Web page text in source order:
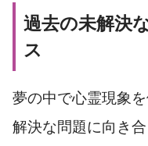
過去の未解決
ス
夢の中で心霊現象
解決な問題に向き